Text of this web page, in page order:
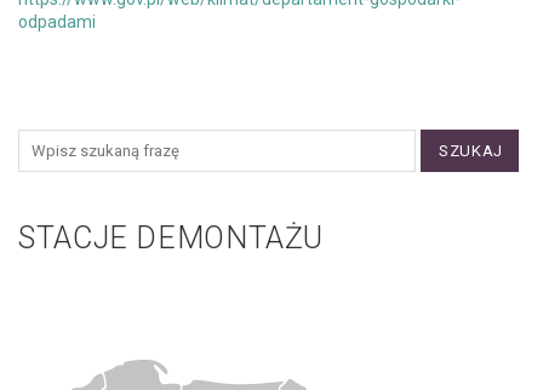
odpadami
SZUKAJ
STACJE DEMONTAŻU